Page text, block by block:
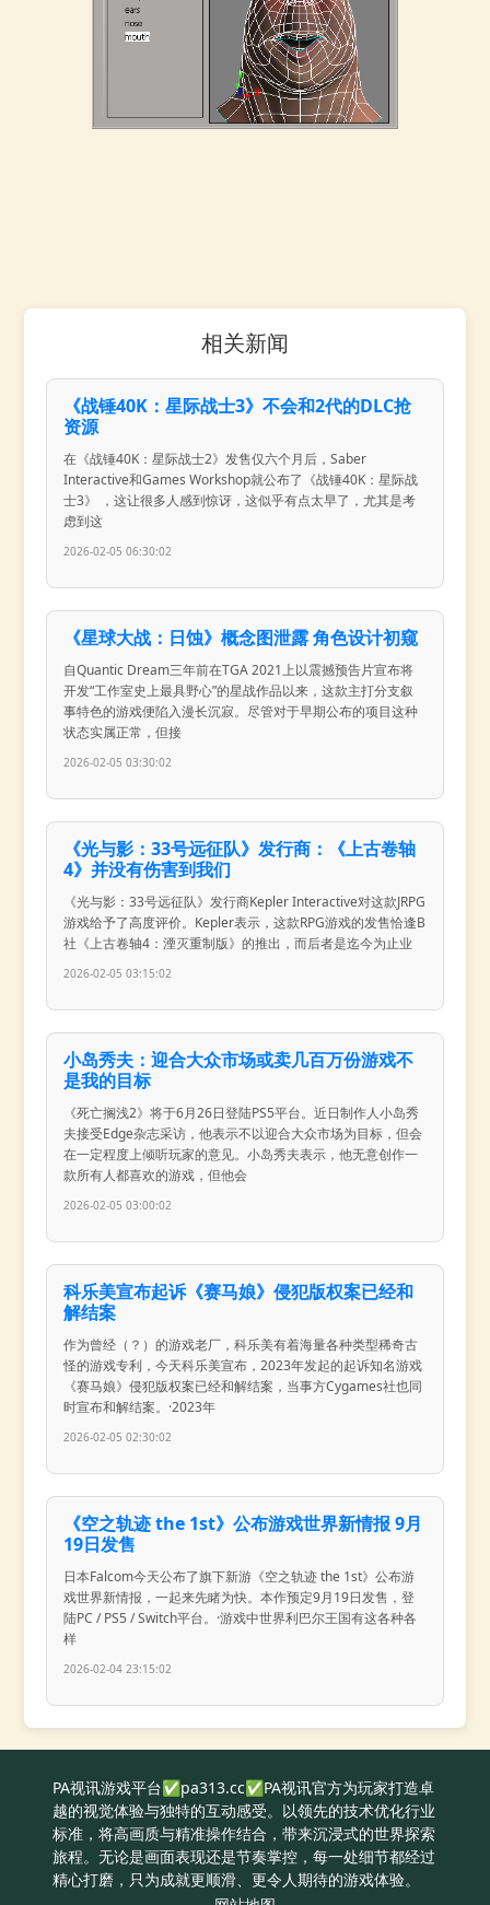
相关新闻
《战锤40K：星际战士3》不会和2代的DLC抢
资源
在《战锤40K：星际战士2》发售仅六个月后，Saber
Interactive和Games Workshop就公布了《战锤40K：星际战
士3》 ，这让很多人感到惊讶，这似乎有点太早了，尤其是考
虑到这
2026-02-05 06:30:02
《星球大战：日蚀》概念图泄露 角色设计初窥
自Quantic Dream三年前在TGA 2021上以震撼预告片宣布将
开发“工作室史上最具野心”的星战作品以来，这款主打分支叙
事特色的游戏便陷入漫长沉寂。尽管对于早期公布的项目这种
状态实属正常，但接
2026-02-05 03:30:02
《光与影：33号远征队》发行商：《上古卷轴
4》并没有伤害到我们
《光与影：33号远征队》发行商Kepler Interactive对这款JRPG
游戏给予了高度评价。Kepler表示，这款RPG游戏的发售恰逢B
社《上古卷轴4：湮灭重制版》的推出，而后者是迄今为止业
2026-02-05 03:15:02
小岛秀夫：迎合大众市场或卖几百万份游戏不
是我的目标
《死亡搁浅2》将于6月26日登陆PS5平台。近日制作人小岛秀
夫接受Edge杂志采访，他表示不以迎合大众市场为目标，但会
在一定程度上倾听玩家的意见。小岛秀夫表示，他无意创作一
款所有人都喜欢的游戏，但他会
2026-02-05 03:00:02
科乐美宣布起诉《赛马娘》侵犯版权案已经和
解结案
作为曾经（？）的游戏老厂，科乐美有着海量各种类型稀奇古
怪的游戏专利，今天科乐美宣布，2023年发起的起诉知名游戏
《赛马娘》侵犯版权案已经和解结案，当事方Cygames社也同
时宣布和解结案。·2023年
2026-02-05 02:30:02
《空之轨迹 the 1st》公布游戏世界新情报 9月
19日发售
日本Falcom今天公布了旗下新游《空之轨迹 the 1st》公布游
戏世界新情报，一起来先睹为快。本作预定9月19日发售，登
陆PC / PS5 / Switch平台。·游戏中世界利巴尔王国有这各种各
样
2026-02-04 23:15:02
PA视讯游戏平台✅pa313.cc✅PA视讯官方为玩家打造卓
越的视觉体验与独特的互动感受。以领先的技术优化行业
标准，将高画质与精准操作结合，带来沉浸式的世界探索
旅程。无论是画面表现还是节奏掌控，每一处细节都经过
精心打磨，只为成就更顺滑、更令人期待的游戏体验。